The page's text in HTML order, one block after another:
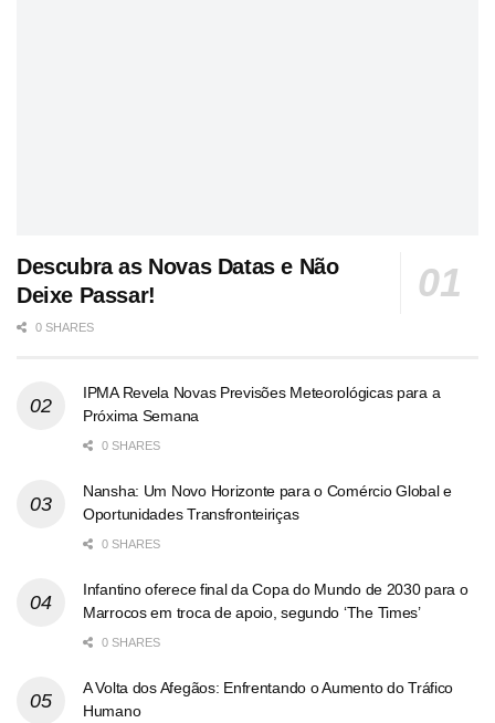
Descubra as Novas Datas e Não
Deixe Passar!
0 SHARES
IPMA Revela Novas Previsões Meteorológicas para a
Próxima Semana
0 SHARES
Nansha: Um Novo Horizonte para o Comércio Global e
Oportunidades Transfronteiriças
0 SHARES
Infantino oferece final da Copa do Mundo de 2030 para o
Marrocos em troca de apoio, segundo ‘The Times’
0 SHARES
A Volta dos Afegãos: Enfrentando o Aumento do Tráfico
Humano